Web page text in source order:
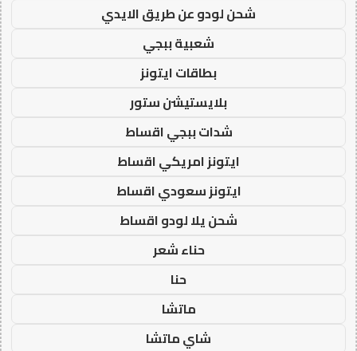
شحن لودو عن طريق الايدي
شعبية ببجي
بطاقات ايتونز
بلايستيشن ستور
شدات ببجي اقساط
ايتونز امريكي اقساط
ايتونز سعودي اقساط
شحن يلا لودو اقساط
حناء شعر
حنا
ماتشا
شاي ماتشا